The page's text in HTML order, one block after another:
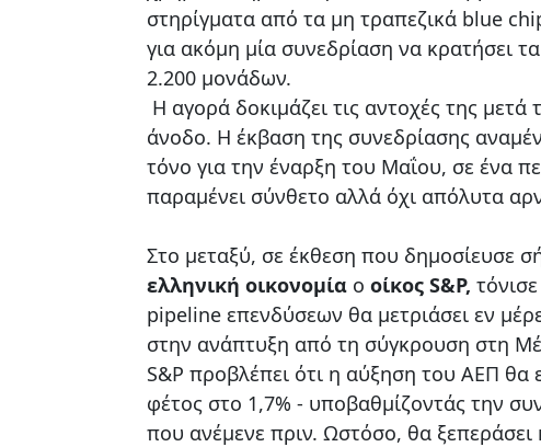
στηρίγματα από τα μη τραπεζικά blue
για ακόμη μία συνεδρίαση να κρατήσει
2.200 μονάδων.
Η αγορά δοκιμάζει τις αντοχές της
άνοδο. Η έκβαση της συνεδρίασης
τόνο για την έναρξη του Μαΐου, σε ένα
παραμένει σύνθετο αλλά όχι απόλυτα
Στο μεταξύ, σε έκθεση που δημοσίευσε
ελληνική οικονομία o oίκος S&P,
pipeline επενδύσεων θα μετριάσει εν
στην ανάπτυξη από τη σύγκρουση στη
S&P προβλέπει ότι η αύξηση του ΑΕΠ θα
φέτος στο 1,7% - υποβαθμίζοντάς την
που ανέμενε πριν. Ωστόσο, θα ξεπεράσει